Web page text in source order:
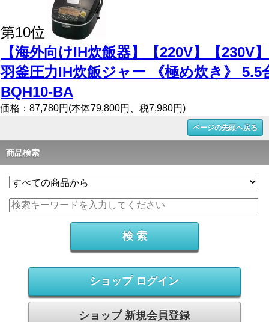
第10位
【海外向けIH炊飯器】【220V】【230V
羽釜圧力IH炊飯ジャー 《極め炊き》
BQH10-BA
価格：87,780円(本体79,800円、税7,980円)
ページの先頭へ戻る
商品検索
ショップ ログイン
ショップ 新規会員登録